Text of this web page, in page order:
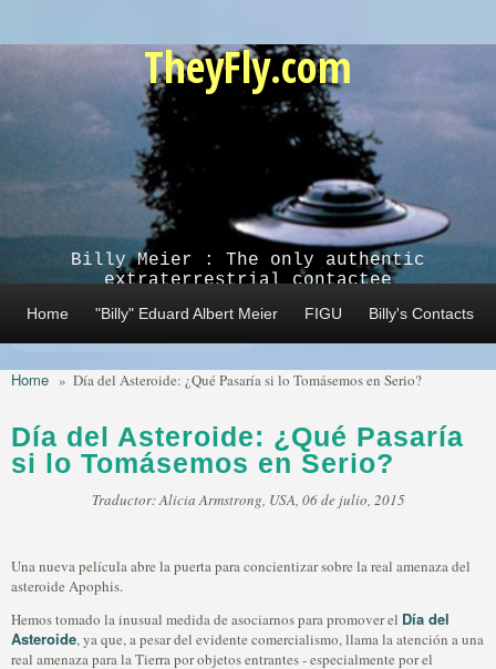
TheyFly.com
Billy Meier : The only authentic
extraterrestrial contactee
Home "Billy" Eduard Albert Meier FIGU Billy's Contacts
Home » Día del Asteroide: ¿Qué Pasaría si lo Tomásemos en Serio?
Día del Asteroide: ¿Qué Pasaría
si lo Tomásemos en Serio?
Traductor: Alicia Armstrong, USA, 06 de julio, 2015
Una nueva película abre la puerta para concientizar sobre la real amenaza del
asteroide Apophis.
Hemos tomado la inusual medida de asociarnos para promover el Día del
Asteroide, ya que, a pesar del evidente comercialismo, llama la atención a una
real amenaza para la Tierra por objetos entrantes - especialmente por el